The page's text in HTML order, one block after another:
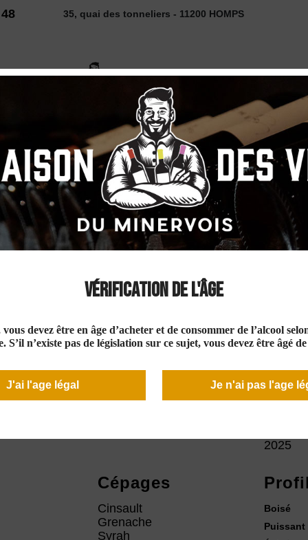
Vérification de l'âge
devez être en âge d’acheter et de consommer de l’alcool
S’il n’existe pas de législation sur ce sujet, vous devez être âgé
J'ai l'age légal Je n'ai pas l'age
35, quai des tonneliers - 11200 HOMPS
SELECTION
2026
COUP DE ❤
Château du
Rosé 2025
2025
Cépages
Cinsault
Grenache
Syrah
Boisé
Puissant